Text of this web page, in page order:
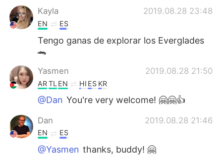
Kayla 2019.08.28 23:48
EN ES
Tengo ganas de explorar los Everglades
🐊
Yasmen 2019.08.28 21:50
ARTL EN HI ES KR
@Dan You're very welcome! 🤗🤗👍
Dan 2019.08.28 21:46
EN ES
@Yasmen thanks, buddy! 🤗